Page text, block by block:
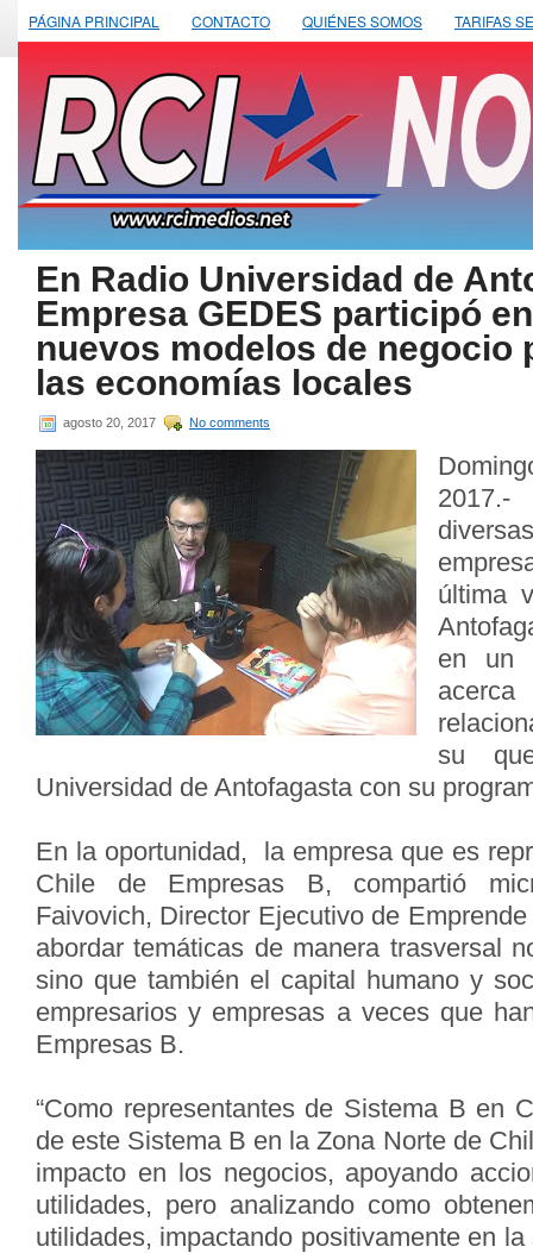
PÁGINA PRINCIPAL CONTACTO QUIÉNES SOMOS TARIFAS
En Radio Universidad de
Empresa GEDES participó
nuevos modelos de negocio
las economías locales
agosto 20, 2017 No comments
última
en un
su
Universidad de Antofagasta con su
En la oportunidad, la empresa que es
Chile de Empresas B, compartió
Faivovich, Director Ejecutivo de
abordar temáticas de manera trasversal
sino que también el capital humano y
empresarios y empresas a veces que
Empresas B.
“Como representantes de Sistema B en
de este Sistema B en la Zona Norte de
impacto en los negocios, apoyando
utilidades, pero analizando como
utilidades, impactando positivamente en